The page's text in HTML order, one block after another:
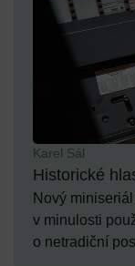
Karel Sál
Historické
Nový
v minulosti
o netradiční